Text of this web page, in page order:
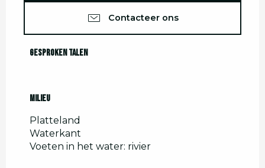
Contacteer ons
Gesproken talen
Gesproken talen
Milieu
Milieu
Platteland
Waterkant
Voeten in het water: rivier